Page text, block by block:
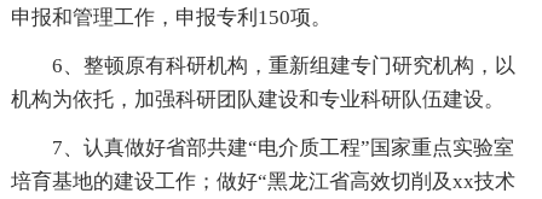
申报和管理工作，申报专利150项。
6、整顿原有科研机构，重新组建专门研究机构，以
机构为依托，加强科研团队建设和专业科研队伍建设。
7、认真做好省部共建“电介质工程”国家重点实验室
培育基地的建设工作；做好“黑龙江省高效切削及xx技术